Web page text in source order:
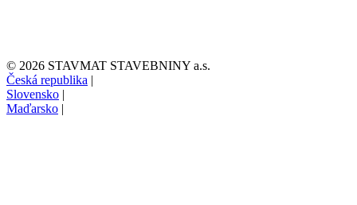
© 2026 STAVMAT STAVEBNINY a.s.
Česká republika
Slovensko
Maďarsko